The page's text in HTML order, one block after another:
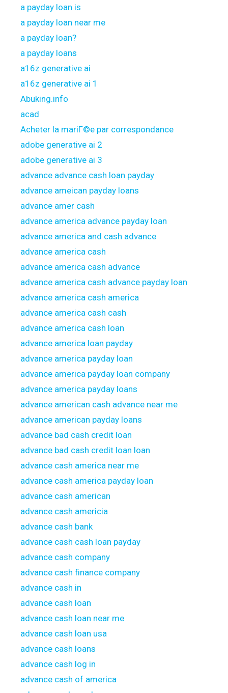
a payday loan is
a payday loan near me
a payday loan?
a payday loans
a16z generative ai
a16z generative ai 1
Abuking.info
acad
Acheter la mariГ©e par correspondance
adobe generative ai 2
adobe generative ai 3
advance advance cash loan payday
advance ameican payday loans
advance amer cash
advance america advance payday loan
advance america and cash advance
advance america cash
advance america cash advance
advance america cash advance payday loan
advance america cash america
advance america cash cash
advance america cash loan
advance america loan payday
advance america payday loan
advance america payday loan company
advance america payday loans
advance american cash advance near me
advance american payday loans
advance bad cash credit loan
advance bad cash credit loan loan
advance cash america near me
advance cash america payday loan
advance cash american
advance cash americia
advance cash bank
advance cash cash loan payday
advance cash company
advance cash finance company
advance cash in
advance cash loan
advance cash loan near me
advance cash loan usa
advance cash loans
advance cash log in
advance cash of america